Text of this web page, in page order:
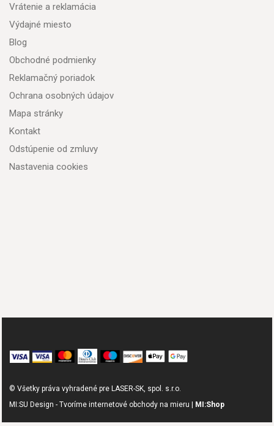
Vrátenie a reklamácia
Výdajné miesto
Blog
Obchodné podmienky
Reklamačný poriadok
Ochrana osobných údajov
Mapa stránky
Kontakt
Odstúpenie od zmluvy
Nastavenia cookies
© Všetky práva vyhradené pre LASER-SK, spol. s.r.o.
MI:SU Design - Tvoríme internetové obchody na mieru |
MI:Shop